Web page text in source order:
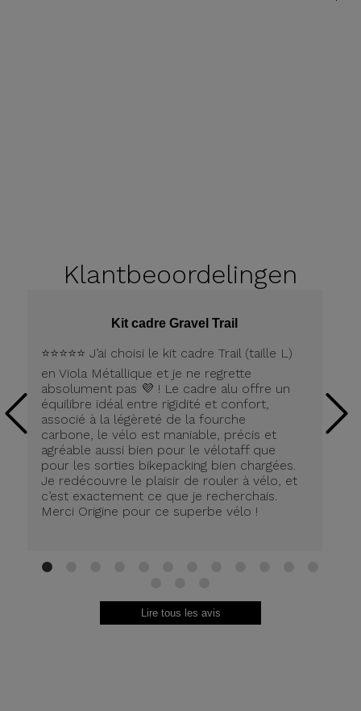
Klantbeoordelingen
Kit cadre Gravel Trail
⭐️⭐️⭐️⭐️⭐️ J’ai choisi le kit cadre Trail (taille L)
en Viola Métallique et je ne regrette
absolument pas 💜 ! Le cadre alu offre un
équilibre idéal entre rigidité et confort,
associé à la légèreté de la fourche
carbone, le vélo est maniable, précis et
agréable aussi bien pour le vélotaff que
pour les sorties bikepacking bien chargées.
Je redécouvre le plaisir de rouler à vélo, et
c’est exactement ce que je recherchais.
Merci Origine pour ce superbe vélo !
1
Lire tous les avis